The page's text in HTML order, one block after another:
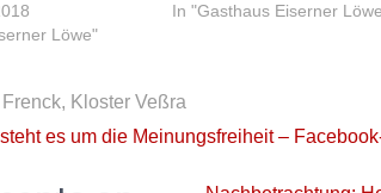
Löwe"
In "Gasthaus Eiserner
Frenck, Kloster Veßra
es um die Meinungsfreiheit –